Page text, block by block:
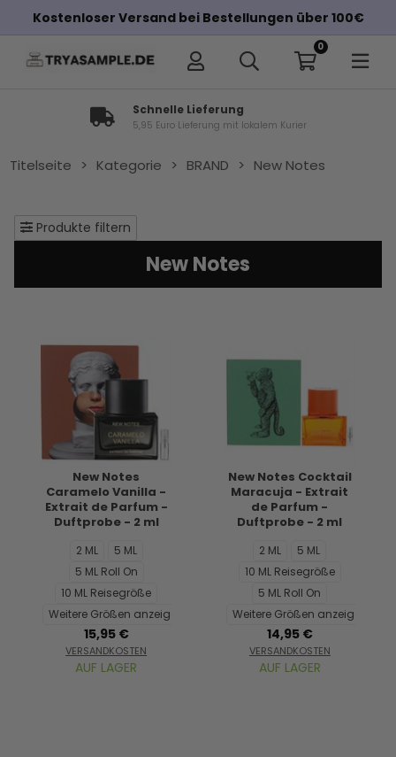
Kostenloser Versand bei Bestellungen über 100€
0
Schnelle Lieferung
5,95 Euro Lieferung mit lokalem Kurier
Titelseite > Kategorie > BRAND > New Notes
Produkte filtern
New Notes
New Notes
Caramelo Vanilla -
Extrait de Parfum -
Duftprobe - 2 ml
2 ML
5 ML
5 ML Roll On
10 ML Reisegröße
Weitere Größen anzeigen...
15,95 €
VERSANDKOSTEN
AUF LAGER
New Notes Cocktail
Maracuja - Extrait
de Parfum -
Duftprobe - 2 ml
2 ML
5 ML
10 ML Reisegröße
5 ML Roll On
Weitere Größen anzeigen...
14,95 €
VERSANDKOSTEN
AUF LAGER